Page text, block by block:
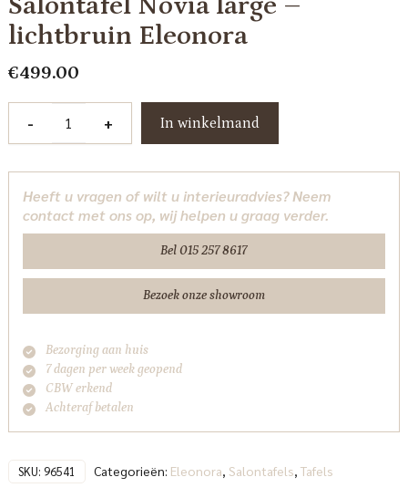
lichtbruin Eleonora
€499.00
-
-
lichtbruin
Eleonora
+ In winkelmand
Heeft u vragen of wilt u interieuradvies? Neem
contact met ons op, wij helpen u graag verder.
Bel 015 257 8617
Bezoek onze showroom
Bezorging aan huis
7 dagen per week geopend
CBW erkend
Achteraf betalen
SKU: 96541 Categorieën: Eleonora Salontafels Tafels